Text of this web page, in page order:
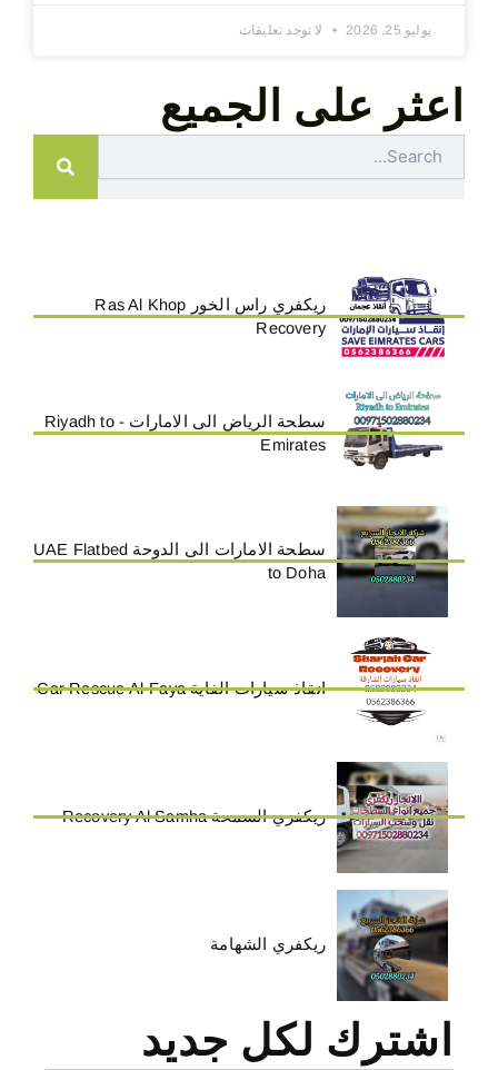
يوليو 25, 2026 لا توجد تعليقات
اعثر على الجميع
ريكفري راس الخور Ras Al Khop
Recovery
سطحة الرياض الى الامارات - Riyadh to
Emirates
سطحة الامارات الى الدوحة UAE Flatbed
to Doha
انقاذ سيارات الفاية Car Rescue Al-Faya
ريكفري السمحة Recovery Al Samha
ريكفري الشهامة
اشترك لكل جديد